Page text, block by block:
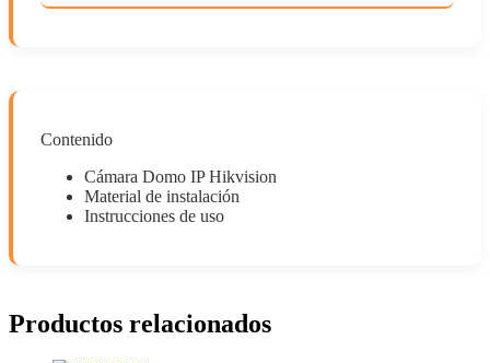
Contenido
Cámara Domo IP Hikvision
Material de instalación
Instrucciones de uso
Productos relacionados